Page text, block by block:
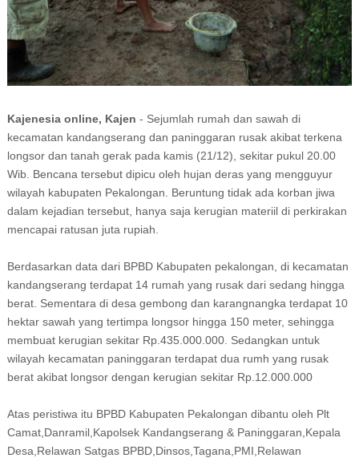
Kajenesia online, Kajen - Sejumlah rumah dan sawah di
kecamatan kandangserang dan paninggaran rusak akibat terkena
longsor dan tanah gerak pada kamis (21/12), sekitar pukul 20.00
Wib. Bencana tersebut dipicu oleh hujan deras yang mengguyur
wilayah kabupaten Pekalongan. Beruntung tidak ada korban jiwa
dalam kejadian tersebut, hanya saja kerugian materiil di perkirakan
mencapai ratusan juta rupiah.
Berdasarkan data dari BPBD Kabupaten pekalongan, di kecamatan
kandangserang terdapat 14 rumah yang rusak dari sedang hingga
berat. Sementara di desa gembong dan karangnangka terdapat 10
hektar sawah yang tertimpa longsor hingga 150 meter, sehingga
membuat kerugian sekitar Rp.435.000.000. Sedangkan untuk
wilayah kecamatan paninggaran terdapat dua rumh yang rusak
berat akibat longsor dengan kerugian sekitar Rp.12.000.000
Atas peristiwa itu BPBD Kabupaten Pekalongan dibantu oleh Plt
Camat,Danramil,Kapolsek Kandangserang & Paninggaran,Kepala
Desa,Relawan Satgas BPBD,Dinsos,Tagana,PMI,Relawan